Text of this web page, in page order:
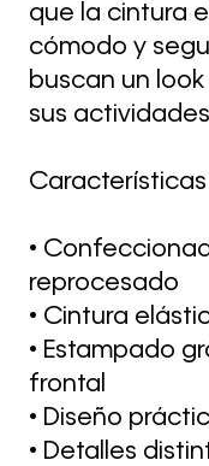
que la cintura
cómodo y
buscan un
sus
Características
•
reprocesado
• Cintura
• Estampado
frontal
• Diseño
• Detalles